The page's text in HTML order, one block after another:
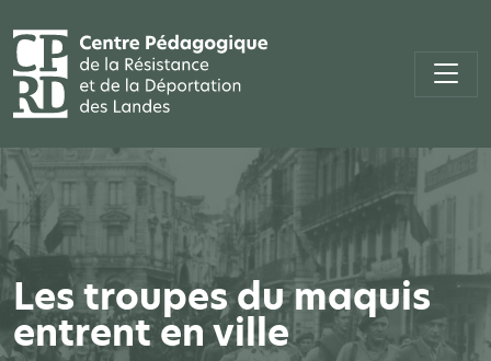
Les troupes du maquis
entrent en ville